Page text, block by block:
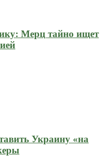
Мерц тайно ищет
Украину «на